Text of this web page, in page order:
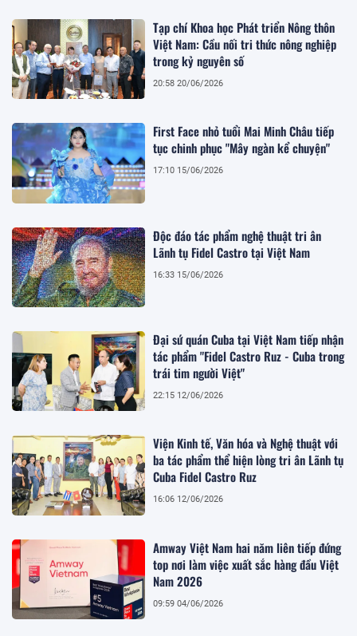
Tạp chí Khoa học Phát triển Nông thôn
Việt Nam: Cầu nối tri thức nông nghiệp
trong kỷ nguyên số
20:58 20/06/2026
First Face nhỏ tuổi Mai Minh Châu tiếp
tục chinh phục "Mây ngàn kể chuyện"
17:10 15/06/2026
Độc đáo tác phẩm nghệ thuật tri ân
Lãnh tụ Fidel Castro tại Việt Nam
16:33 15/06/2026
Đại sứ quán Cuba tại Việt Nam tiếp nhận
tác phẩm "Fidel Castro Ruz - Cuba trong
trái tim người Việt"
22:15 12/06/2026
Viện Kinh tế, Văn hóa và Nghệ thuật với
ba tác phẩm thể hiện lòng tri ân Lãnh tụ
Cuba Fidel Castro Ruz
16:06 12/06/2026
Amway Việt Nam hai năm liên tiếp đứng
top nơi làm việc xuất sắc hàng đầu Việt
Nam 2026
09:59 04/06/2026